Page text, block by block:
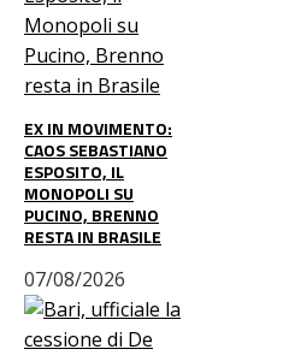
EX IN MOVIMENTO:
CAOS SEBASTIANO
ESPOSITO, IL
MONOPOLI SU
PUCINO, BRENNO
RESTA IN BRASILE
07/08/2026